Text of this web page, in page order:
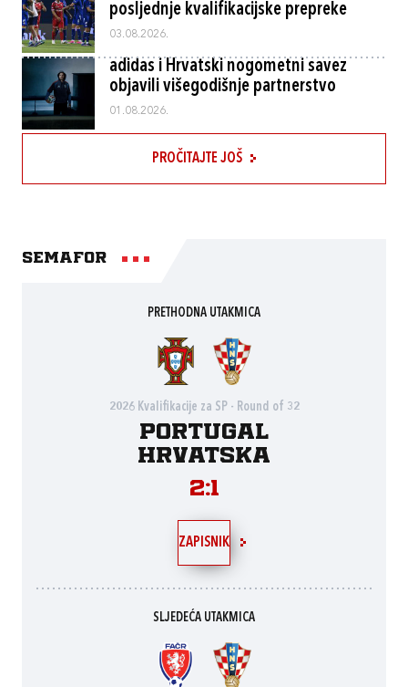
posljednje kvalifikacijske prepreke
03.08.2026.
adidas i Hrvatski nogometni savez
objavili višegodišnje partnerstvo
01.08.2026.
PROČITAJTE JOŠ
Semafor
PRETHODNA UTAKMICA
2026 Kvalifikacije za SP - Round of 32
Portugal
Hrvatska
2:1
ZAPISNIK
SLJEDEĆA UTAKMICA